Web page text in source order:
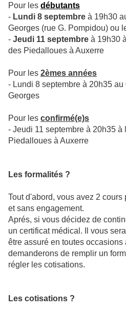
Pour les débutants
- Lundi 8 septembre à 19h30
Georges (rue G. Pompidou) ou
- Jeudi 11 septembre à 19h30
des Piedalloues à Auxerre
Pour les 2èmes années
- Lundi 8 septembre à 20h35
Georges
Pour les confirmé(e)s
- Jeudi 11 septembre à 20h35
Piedalloues à Auxerre
Les formalités ?
Tout d'abord, vous avez 2
et sans engagement.
Aprés, si vous décidez de
un certificat médical. Il vous
être assuré en toutes
demanderons de remplir un
régler les cotisations.
Les cotisations ?